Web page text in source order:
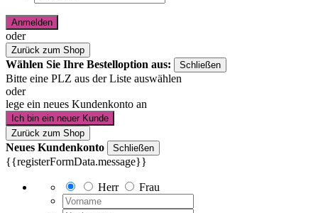
Anmelden
oder
Zurück zum Shop
Wählen Sie Ihre Bestelloption aus: Schließen
Bitte eine PLZ aus der Liste auswählen
oder
lege ein neues Kundenkonto an
Ich bin ein neuer Kunde
Zurück zum Shop
Neues Kundenkonto Schließen
{{registerFormData.message}}
Herr Frau